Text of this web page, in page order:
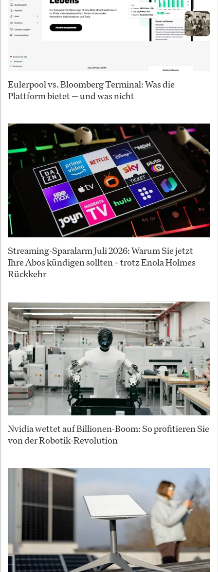
Eulerpool vs. Bloomberg Terminal: Was die
Plattform bietet — und was nicht
Streaming-Sparalarm Juli 2026: Warum Sie jetzt
Ihre Abos kündigen sollten – trotz Enola Holmes
Rückkehr
Nvidia wettet auf Billionen-Boom: So profitieren Sie
von der Robotik-Revolution